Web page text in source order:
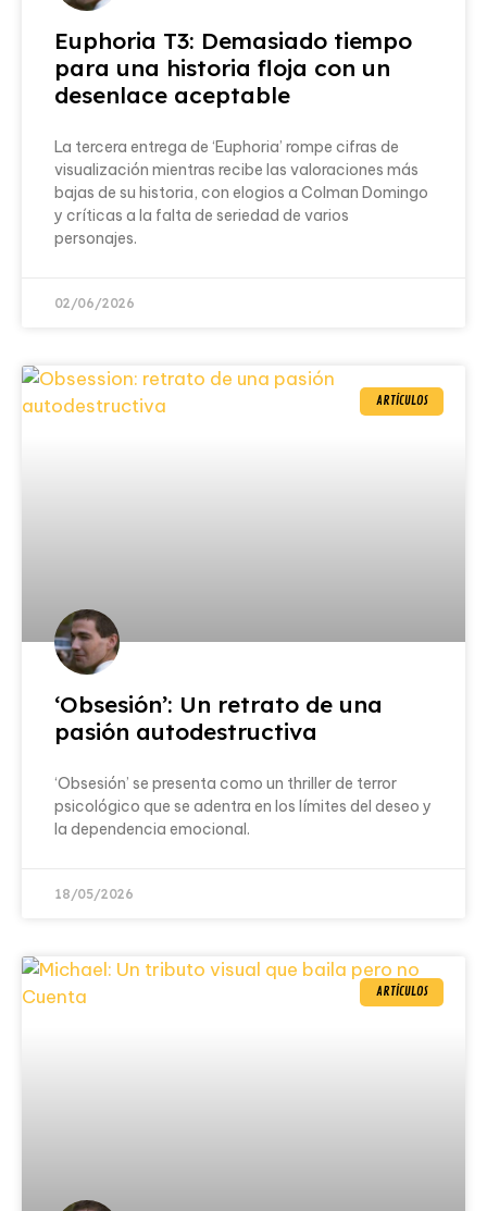
Euphoria T3: Demasiado tiempo
para una historia floja con un
desenlace aceptable
La tercera entrega de ‘Euphoria’ rompe cifras de
visualización mientras recibe las valoraciones más
bajas de su historia, con elogios a Colman Domingo
y críticas a la falta de seriedad de varios
personajes.
02/06/2026
ARTÍCULOS
‘Obsesión’: Un retrato de una
pasión autodestructiva
‘Obsesión’ se presenta como un thriller de terror
psicológico que se adentra en los límites del deseo y
la dependencia emocional.
18/05/2026
ARTÍCULOS